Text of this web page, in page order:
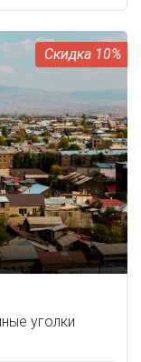
10%
уголки